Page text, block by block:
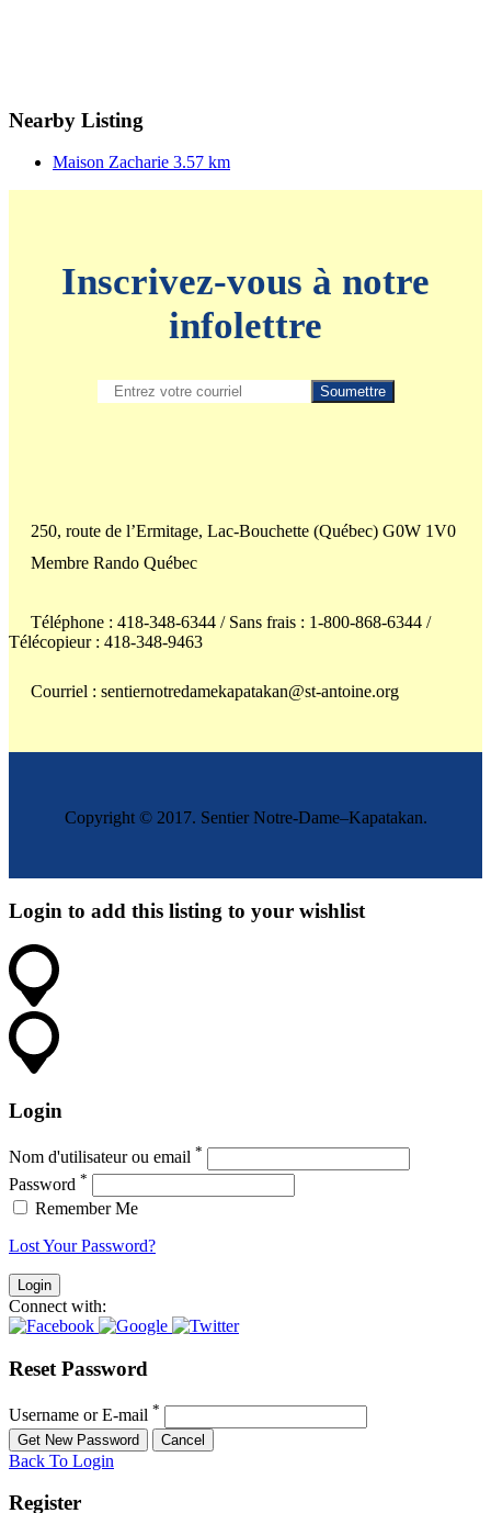
Nearby Listing
Maison Zacharie 3.57 km
Inscrivez-vous à notre
infolettre
250, route de l’Ermitage, Lac-Bouchette (Québec) G0W 1V0
Membre Rando Québec
Téléphone : 418-348-6344 / Sans frais : 1-800-868-6344 /
Télécopieur : 418-348-9463
Courriel : sentiernotredamekapatakan@st-antoine.org
Copyright © 2017. Sentier Notre-Dame–Kapatakan.
Login to add this listing to your wishlist
Login
Nom d'utilisateur ou email *
Password *
Remember Me
Lost Your Password?
Connect with:
Reset Password
Username or E-mail *
Back To Login
Register